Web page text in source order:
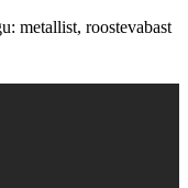
metallist, roostevabast